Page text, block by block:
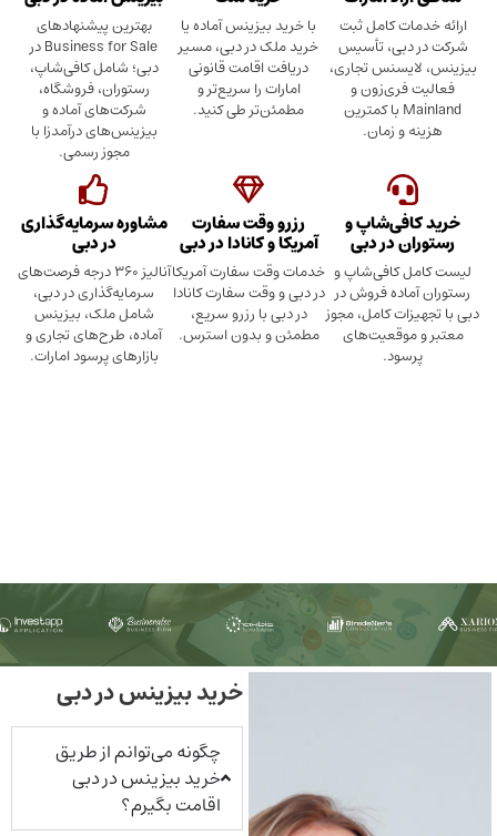
کامل ثبت
تأسیس
تجاری،
و
Mainland با کمترین
با خرید بیزینس آماده یا
خرید ملک در دبی، مسیر
دریافت اقامت قانونی
امارات را سریع‌تر و
مطمئن‌تر طی کنید.
بهترین پیشنهادهای
Business for Sale در
دبی؛ شامل کافی‌شاپ،
رستوران، فروشگاه،
شرکت‌های آماده و
بیزینس‌های درآمدزا با
و
در دبی
و
فروش در
کامل، مجوز
رزرو وقت سفارت
آمریکا و کانادا در دبی
خدمات وقت سفارت آمریکا
در دبی و وقت سفارت کانادا
در دبی با رزرو سریع،
مطمئن و بدون استرس.
مشاوره سرمایه‌گذاری
در دبی
آنالیز ۳۶۰ درجه فرصت‌های
سرمایه‌گذاری در دبی،
شامل ملک، بیزینس
آماده، طرح‌های تجاری و
بازارهای پرسود امارات.
خرید بیزینس در دبی
چگونه می‌توانم از طریق
خرید بیزینس در دبی
اقامت بگیرم؟